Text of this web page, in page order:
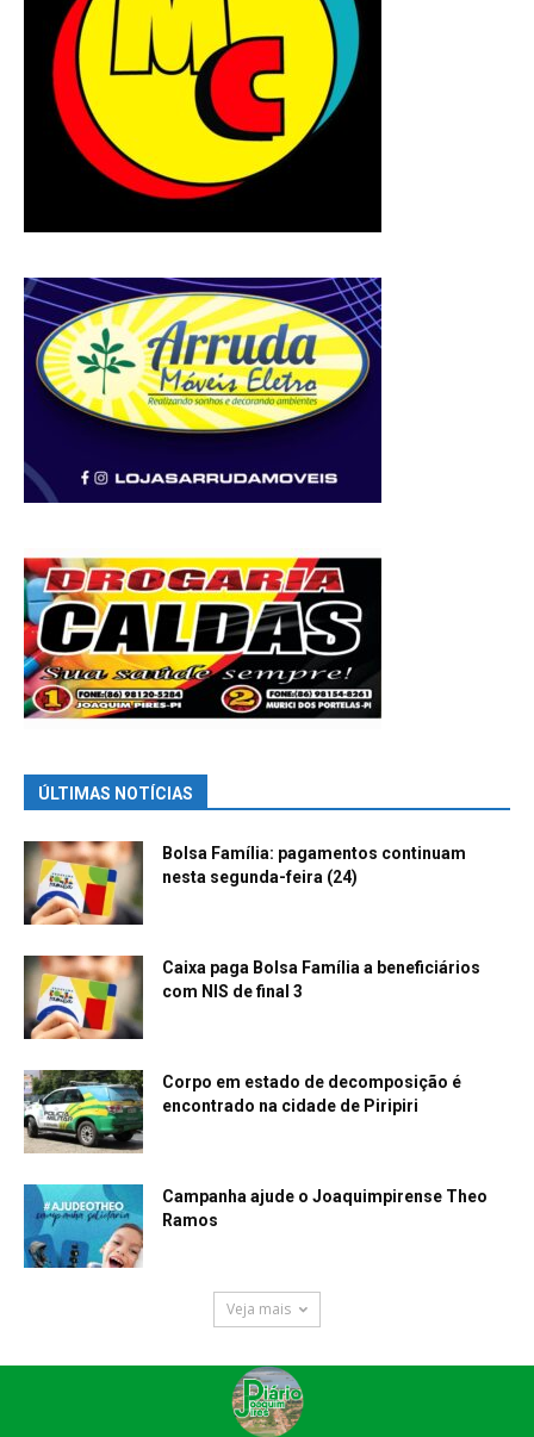
ÚLTIMAS NOTÍCIAS
Bolsa Família: pagamentos continuam
nesta segunda-feira (24)
Caixa paga Bolsa Família a beneficiários
com NIS de final 3
Corpo em estado de decomposição é
encontrado na cidade de Piripiri
Campanha ajude o Joaquimpirense Theo
Ramos
Veja mais